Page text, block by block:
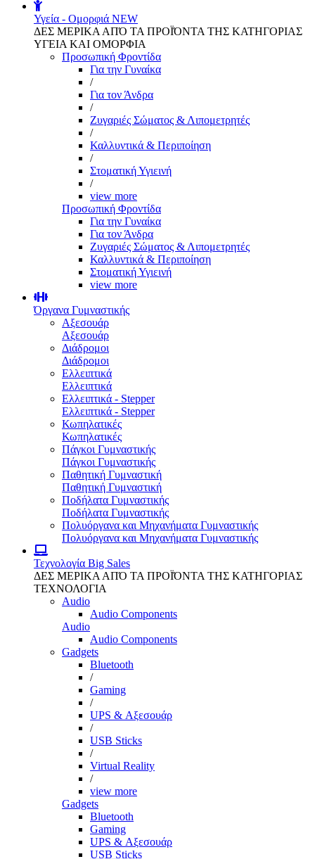
Υγεία - Ομορφιά NEW
ΔΕΣ ΜΕΡΙΚΑ ΑΠΌ ΤΑ ΠΡΟΪΌΝΤΑ ΤΗΣ ΚΑΤΗΓΟΡΙΑΣ
ΥΓΕΙΑ ΚΑΙ ΟΜΟΡΦΙΑ
Προσωπική Φροντίδα
Για την Γυναίκα
/
Για τον Άνδρα
/
Ζυγαριές Σώματος & Λιπομετρητές
/
Καλλυντικά & Περιποίηση
/
Στοματική Υγιεινή
/
view more
Προσωπική Φροντίδα
Για την Γυναίκα
Για τον Άνδρα
Ζυγαριές Σώματος & Λιπομετρητές
Καλλυντικά & Περιποίηση
Στοματική Υγιεινή
view more
Όργανα Γυμναστικής
Αξεσουάρ
Αξεσουάρ
Διάδρομοι
Διάδρομοι
Ελλειπτικά
Ελλειπτικά
Ελλειπτικά - Stepper
Ελλειπτικά - Stepper
Κωπηλατικές
Κωπηλατικές
Πάγκοι Γυμναστικής
Πάγκοι Γυμναστικής
Παθητική Γυμναστική
Παθητική Γυμναστική
Ποδήλατα Γυμναστικής
Ποδήλατα Γυμναστικής
Πολυόργανα και Μηχανήματα Γυμναστικής
Πολυόργανα και Μηχανήματα Γυμναστικής
Τεχνολογία Big Sales
ΔΕΣ ΜΕΡΙΚΑ ΑΠΌ ΤΑ ΠΡΟΪΌΝΤΑ ΤΗΣ ΚΑΤΗΓΟΡΙΑΣ
ΤΕΧΝΟΛΟΓΙΑ
Audio
Audio Components
Audio
Audio Components
Gadgets
Bluetooth
/
Gaming
/
UPS & Αξεσουάρ
/
USB Sticks
/
Virtual Reality
/
view more
Gadgets
Bluetooth
Gaming
UPS & Αξεσουάρ
USB Sticks